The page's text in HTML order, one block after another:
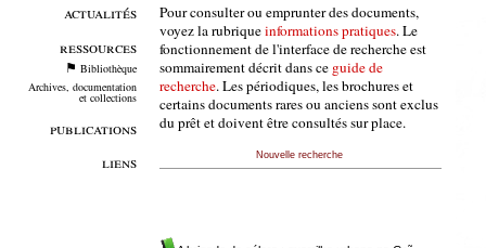
actualités
ressources
Bibliothèque
Archives, documentation
et collections
publications
liens
Pour consulter ou emprunter des documents,
voyez la rubriqueinformations pratiques. Le
fonctionnement de l'interface de recherche est
sommairement décrit dans ce guide de
recherche. Les périodiques, les brochures et
certains documents rares ou anciens sont exclus
du prêt et doivent être consultés sur place.
Nouvelle recherche